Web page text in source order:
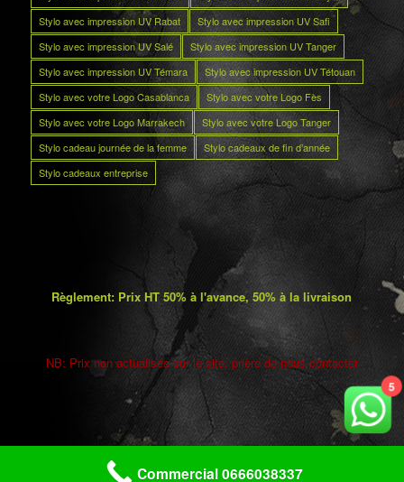
Stylo avec impression UV Rabat
Stylo avec impression UV Safi
Stylo avec impression UV Salé
Stylo avec impression UV Tanger
Stylo avec impression UV Témara
Stylo avec impression UV Tétouan
Stylo avec votre Logo Casablanca
Stylo avec votre Logo Fès
Stylo avec votre Logo Marrakech
Stylo avec votre Logo Tanger
Stylo cadeau journée de la femme
Stylo cadeaux de fin d’année
Stylo cadeaux entreprise
Règlement: Prix HT 50% à l'avance, 50% à la livraison
NB: Prix non actualisés sur le site. prière de nous contacter
Copyright © 2025 Maroc promos
5
Commercial 0666038337